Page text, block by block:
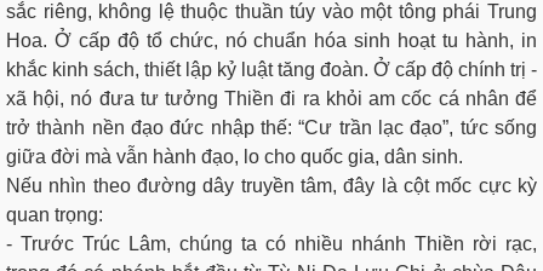
sắc riêng, không lệ thuộc thuần túy vào một tông phái Trung
Hoa. Ở cấp độ tổ chức, nó chuẩn hóa sinh hoạt tu hành, in
khắc kinh sách, thiết lập kỷ luật tăng đoàn. Ở cấp độ chính trị -
xã hội, nó đưa tư tưởng Thiền đi ra khỏi am cốc cá nhân để
trở thành nền đạo đức nhập thế: “Cư trần lạc đạo”, tức sống
giữa đời mà vẫn hành đạo, lo cho quốc gia, dân sinh.
Nếu nhìn theo đường dây truyền tâm, đây là cột mốc cực kỳ
quan trọng:
- Trước Trúc Lâm, chúng ta có nhiều nhánh Thiền rời rạc,